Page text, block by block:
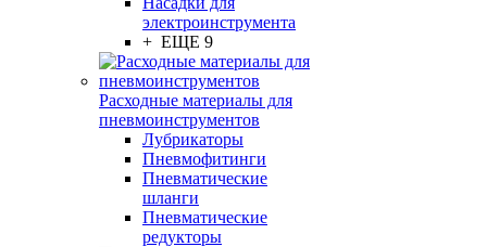
электроинструмента
+ ЕЩЕ 9
Расходные материалы для
пневмоинструментов
Лубрикаторы
Пневмофитинги
Пневматические
шланги
Пневматические
редукторы